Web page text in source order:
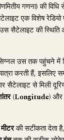
गणना) की
एक विशेष
सैटेलाइट की
सिग्नल उस तक पहुंचने
करती हैं, इसलिए
सैटेलाइट से मिली
(Longitude) और
की सटीकता देता